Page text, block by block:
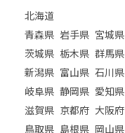
北海道
青森県 岩手県 宮城県
茨城県 栃木県 群馬県
新潟県 富山県 石川県
岐阜県 静岡県 愛知県
滋賀県 京都府 大阪府
鳥取県 島根県 岡山県